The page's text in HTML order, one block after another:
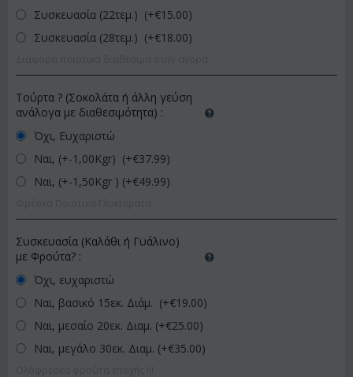
Συσκευασία (22τεμ.) (+€15.00)
Συσκευασία (28τεμ.) (+€18.00)
Τούρτα ? (Σοκολάτα ή άλλη γεύση
ανάλογα με διαθεσιμότητα) :
Όχι, Ευχαριστώ
Ναι, (+-1,00Kgr) (+€37.99)
Ναι, (+-1,50Kgr ) (+€49.99)
Συσκευασία (Καλάθι ή Γυάλινο)
με Φρούτα? :
Όχι, ευχαριστώ
Ναι, βασικό 15εκ. Διάμ. (+€19.00)
Ναι, μεσαίο 20εκ. Διαμ. (+€25.00)
Ναι, μεγάλο 30εκ. Διαμ. (+€35.00)